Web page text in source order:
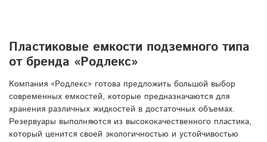
Пластиковые емкости подземного типа
от бренда «Родлекс»
Компания «Родлекс» готова предложить большой выбор
современных емкостей, которые предназначаются для
хранения различных жидкостей в достаточных объемах.
Резервуары выполняются из высококачественного пластика,
который ценится своей экологичностью и устойчивостью